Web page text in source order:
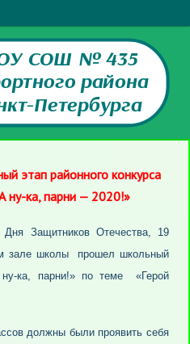
СОШ № 435
района
Петербурга
этап районного конкурса
ну-ка, парни — 2020!»
Дня Защитников Отечества, 19
зале школы прошел школьный
ну-ка, парни!» по теме «Герой
должны были проявить себя